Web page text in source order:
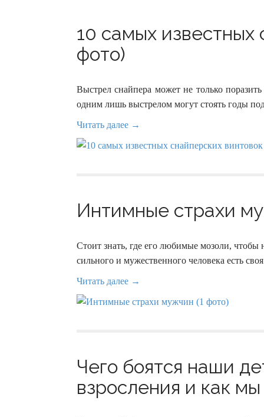
10 самых известных
фото)
Выстрел снайпера может не только
одним лишь выстрелом могут стоять годы
Читать далее →
Интимные страхи
Стоит знать, где его любимые мозоли, чтобы
сильного и мужественного человека есть
Читать далее →
Чего боятся наши
взросления и как